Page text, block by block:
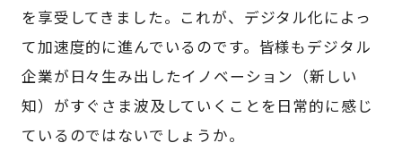
を享受してきました。これが、デジタル化によっ
て加速度的に進んでいるのです。皆様もデジタル
企業が日々生み出したイノベーション（新しい
知）がすぐさま波及していくことを日常的に感じ
ているのではないでしょうか。